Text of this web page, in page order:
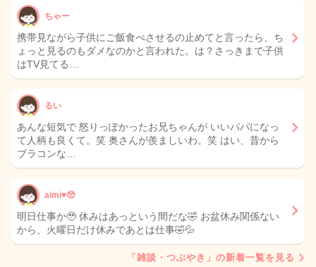
ちゃー
携帯見ながら子供にご飯食べさせるの止めてと言ったら、ち
ょっと見るのもダメなのかと言われた。は？さっきまで子供
はTV見てる…
るい
あんな短気で 怒りっぽかったお兄ちゃんが いいパパになっ
て人柄も良くて。笑 奥さんが羨ましいわ。笑 はい、昔から
ブラコンな…
aimi♥️🥺
明日仕事か🥹 休みはあっという間だな🤣 お盆休み関係ない
から、火曜日だけ休みであとは仕事🤣💦
「雑談・つぶやき」の新着一覧を見る